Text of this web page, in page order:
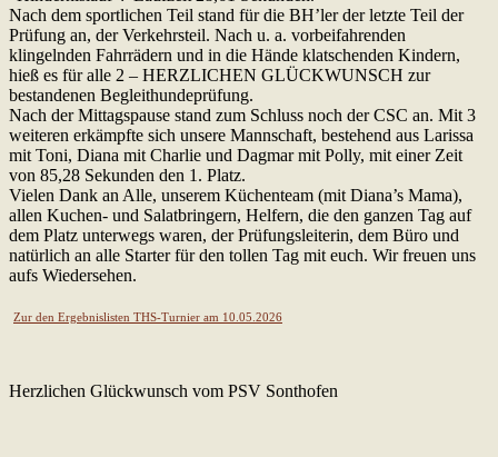
Nach dem sportlichen Teil stand für die BH’ler der letzte Teil der
Prüfung an, der Verkehrsteil. Nach u. a. vorbeifahrenden
klingelnden Fahrrädern und in die Hände klatschenden Kindern,
hieß es für alle 2 – HERZLICHEN GLÜCKWUNSCH zur
bestandenen Begleithundeprüfung.
Nach der Mittagspause stand zum Schluss noch der CSC an. Mit 3
weiteren erkämpfte sich unsere Mannschaft, bestehend aus Larissa
mit Toni, Diana mit Charlie und Dagmar mit Polly, mit einer Zeit
von 85,28 Sekunden den 1. Platz.
Vielen Dank an Alle, unserem Küchenteam (mit Diana’s Mama),
allen Kuchen- und Salatbringern, Helfern, die den ganzen Tag auf
dem Platz unterwegs waren, der Prüfungsleiterin, dem Büro und
natürlich an alle Starter für den tollen Tag mit euch. Wir freuen uns
aufs Wiedersehen.
Zur den Ergebnislisten THS-Turnier am 10.05.2026
Herzlichen Glückwunsch vom PSV Sonthofen